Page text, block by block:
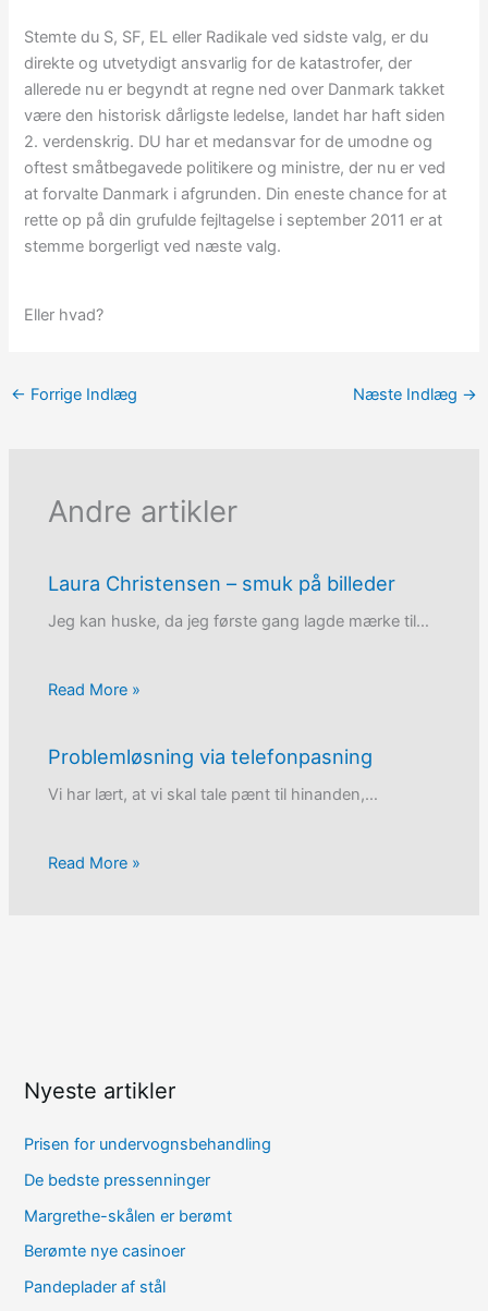
Stemte du S, SF, EL eller Radikale ved sidste valg, er du
direkte og utvetydigt ansvarlig for de katastrofer, der
allerede nu er begyndt at regne ned over Danmark takket
være den historisk dårligste ledelse, landet har haft siden
2. verdenskrig. DU har et medansvar for de umodne og
oftest småtbegavede politikere og ministre, der nu er ved
at forvalte Danmark i afgrunden. Din eneste chance for at
rette op på din grufulde fejltagelse i september 2011 er at
stemme borgerligt ved næste valg.
Eller hvad?
← Forrige Indlæg Næste Indlæg →
Andre artikler
Laura Christensen – smuk på billeder
Jeg kan huske, da jeg første gang lagde mærke til…
Read More »
Problemløsning via telefonpasning
Vi har lært, at vi skal tale pænt til hinanden,…
Read More »
Nyeste artikler
Prisen for undervognsbehandling
De bedste pressenninger
Margrethe-skålen er berømt
Berømte nye casinoer
Pandeplader af stål